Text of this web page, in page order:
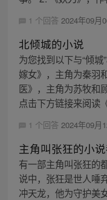
1 个回答 2024年09月
北倾城的小说
为您找到以下与“倾
嫁女》，主角为秦羽
医》，主角为苏牧和
点击下方链接来阅读
1 个回答 2024年09月
主角叫张狂的小
有一部主角叫张狂的
说中，张狂是世人唾
冲天龙，他为守护美